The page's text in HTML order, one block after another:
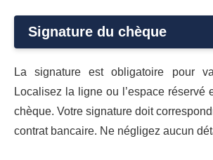
Signature du chèque
La signature est obligatoire pour
Localisez la ligne ou l’espace réservé
chèque. Votre signature doit
contrat bancaire. Ne négligez aucun